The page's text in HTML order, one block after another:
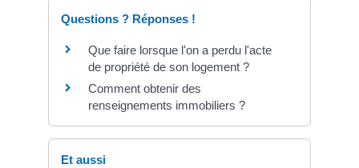
Questions ? Réponses !
Que faire lorsque l'on a perdu l'acte
de propriété de son logement ?
Comment obtenir des
renseignements immobiliers ?
Et aussi